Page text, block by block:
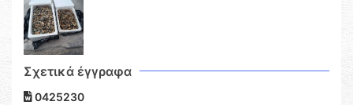
Σχετικά έγγραφα
0425230